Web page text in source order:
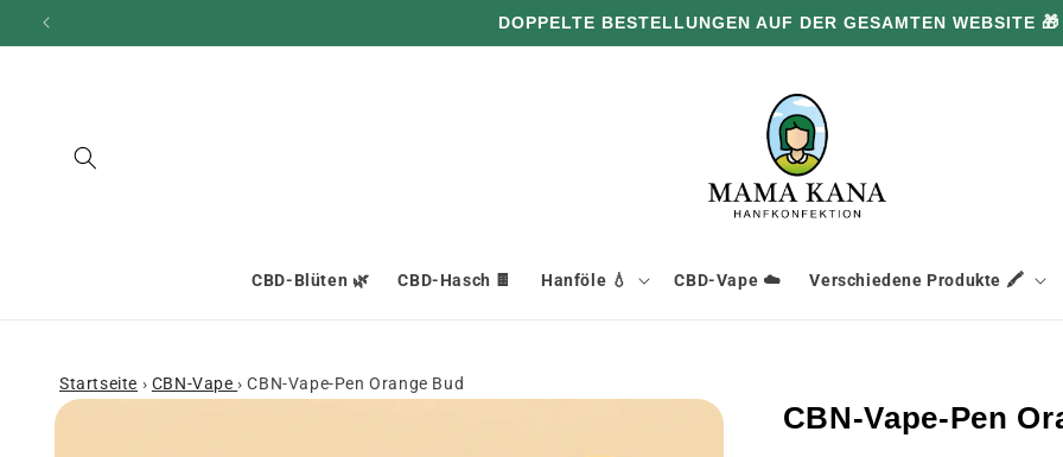
und zum
100 G GRATIS PRO 100 € EINKAUF 🔥
CBD-Blüten 🌿 CBD-Hasch 🍫 Hanföle 💧 CBD-Vape ☁️ Verschiedene Produkte 🖍️
Startseite › CBN-Vape› CBN-Vape-Pen Orange Bud
Zu den
Produktinformationen
CBN-Vape-Pen